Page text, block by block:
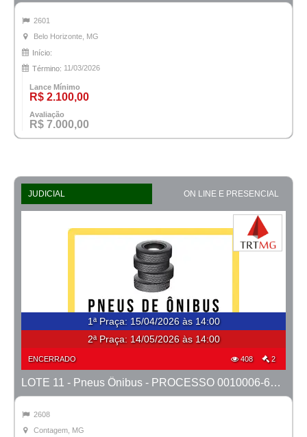
2601
Belo Horizonte, MG
Início:
Término: 11/03/2026
Lance Mínimo
R$ 2.100,00
Avaliação
R$ 7.000,00
JUDICIAL ON LINE E PRESENCIAL
1ª Praça: 15/04/2026 às 14:00
2ª Praça: 14/05/2026 às 14:00
ENCERRADO 408 2
LOTE 11 - Pneus Ônibus - PROCESSO 0010006-67.2023-1ª CONT.
2608
Contagem, MG